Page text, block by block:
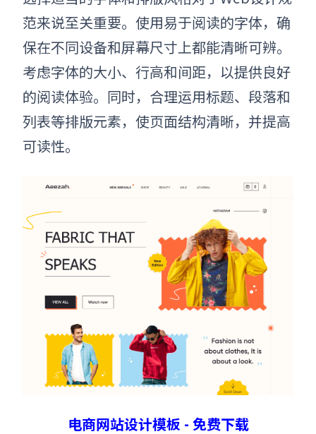
范来说至关重要。使用易于阅读的字体，确
保在不同设备和屏幕尺寸上都能清晰可辨。
考虑字体的大小、行高和间距，以提供良好
的阅读体验。同时，合理运用标题、段落和
列表等排版元素，使页面结构清晰，并提高
可读性。
电商网站设计模板 - 免费下载